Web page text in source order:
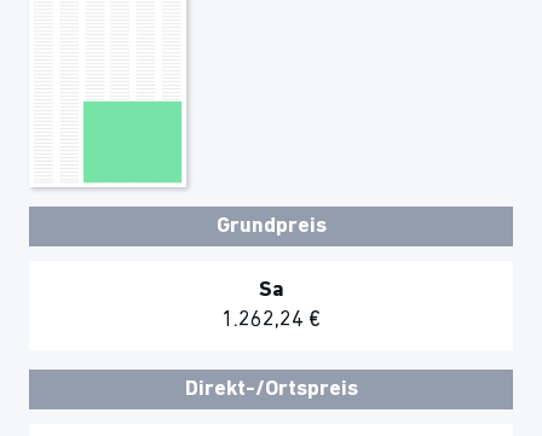
Grundpreis
Sa
1.262,24 €
Direkt-/Ortspreis